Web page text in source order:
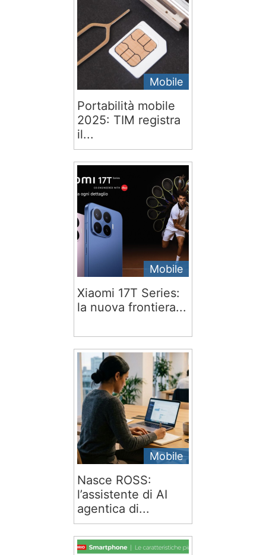
Mobile
Portabilità mobile
2025: TIM registra
il...
Mobile
Xiaomi 17T Series:
la nuova frontiera...
Mobile
Nasce ROSS:
l’assistente di AI
agentica di...